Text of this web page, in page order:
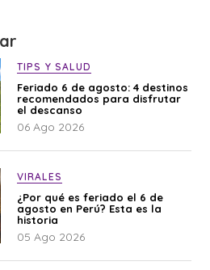
TIPS Y SALUD
Feriado 6 de agosto: 4 destinos
recomendados para disfrutar
el descanso
06 Ago 2026
VIRALES
¿Por qué es feriado el 6 de
agosto en Perú? Esta es la
historia
05 Ago 2026